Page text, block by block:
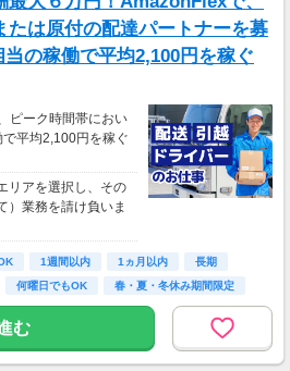
季節により
こともあるため
ざいます。
勤務）
たは原付の配達パートナーを募
の稼働で平均2,100円を稼ぐ
ピーク時間帯におい
平均2,100円を稼ぐ
リアを選択し、その
）業務を請け負いま
1週間以内 1ヵ月以内
長期
何曜日でもOK 春・夏・冬休み期間限定
む